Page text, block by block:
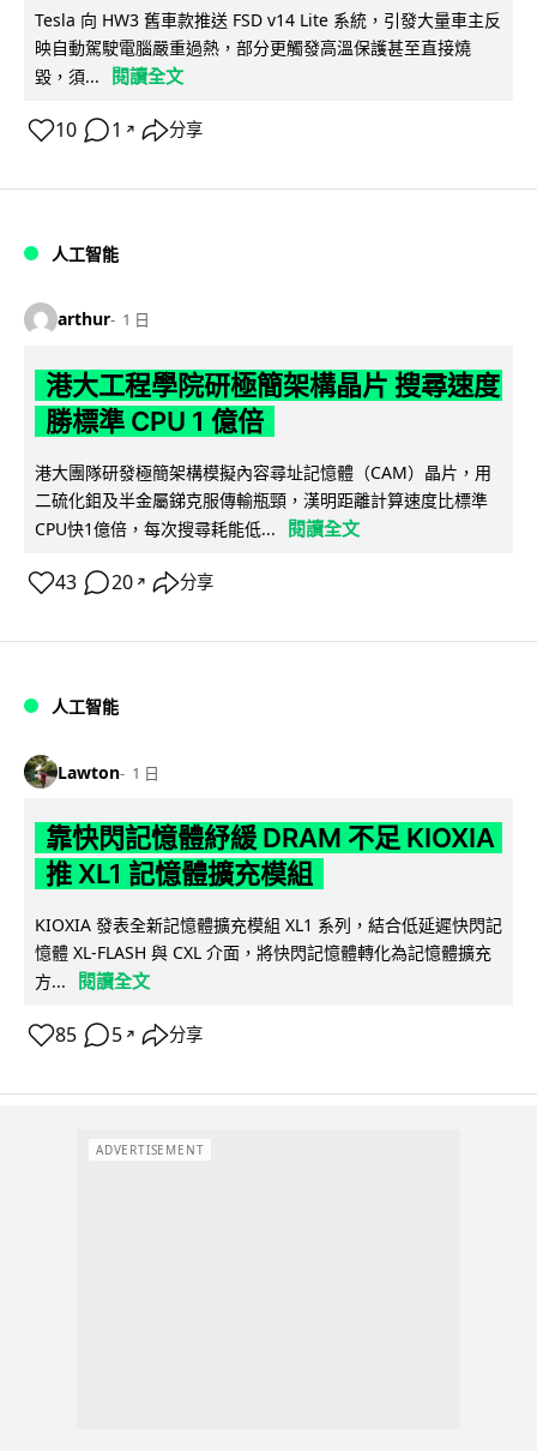
Tesla 向 HW3 舊車款推送 FSD v14 Lite 系統，引發大量車主反
映自動駕駛電腦嚴重過熱，部分更觸發高溫保護甚至直接燒
毀，須...
閱讀全文
10 1 ↗ 分享
人工智能
arthur 1 日
港大工程學院研極簡架構晶片 搜尋速度
勝標準 CPU 1 億倍
港大團隊研發極簡架構模擬內容尋址記憶體（CAM）晶片，用
二硫化鉬及半金屬銻克服傳輸瓶頸，漢明距離計算速度比標準
CPU快1億倍，每次搜尋耗能低...
閱讀全文
43 20 ↗ 分享
人工智能
Lawton 1 日
靠快閃記憶體紓緩 DRAM 不足 KIOXIA
推 XL1 記憶體擴充模組
KIOXIA 發表全新記憶體擴充模組 XL1 系列，結合低延遲快閃記
憶體 XL-FLASH 與 CXL 介面，將快閃記憶體轉化為記憶體擴充
方...
閱讀全文
85 5 ↗ 分享
ADVERTISEMENT